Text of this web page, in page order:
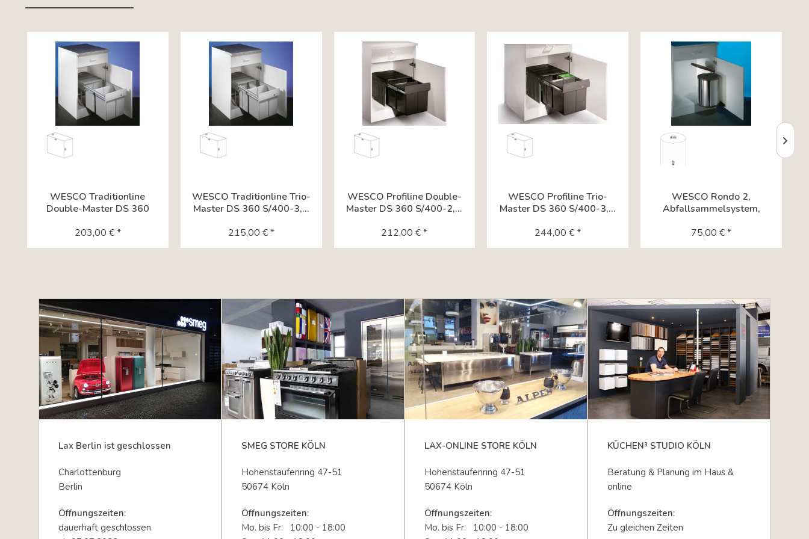
WESCO Traditionline
Double-Master DS 360
203,00 € *
WESCO Traditionline Trio-
Master DS 360 S/400-3,...
215,00 € *
WESCO Profiline Double-
Master DS 360 S/400-2,...
212,00 € *
WESCO Profiline Trio-
Master DS 360 S/400-3,...
244,00 € *
WESCO Rondo 2,
Abfallsammelsystem,
75,00 € *
Lax Berlin ist geschlossen
Charlottenburg
Berlin
Öffnungszeiten:
dauerhaft geschlossen
SMEG STORE KÖLN
Hohenstaufenring 47-51
50674 Köln
Öffnungszeiten:
Mo. bis Fr. 10:00 - 18:00
LAX-ONLINE STORE KÖLN
Hohenstaufenring 47-51
50674 Köln
Öffnungszeiten:
Mo. bis Fr. 10:00 - 18:00
KÜCHEN³ STUDIO KÖLN
Beratung & Planung im Haus &
online
Öffnungszeiten:
Zu gleichen Zeiten